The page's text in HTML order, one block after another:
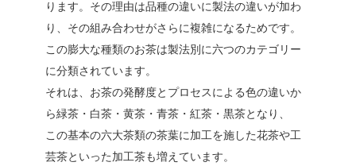
ります。 その理由は品種の違いに製法の違いが加わ
り、その組み合わせがさらに複雑になるためです。
この膨大な種類のお茶は製法別に六つのカテゴリー
に分類されています。
それは、お茶の発酵度とプロセスによる色の違いか
ら緑茶・白茶・黄茶・青茶・紅茶・黒茶となり、
この基本の六大茶類の茶葉に加工を施した花茶や工
芸茶といった加工茶も増えています。